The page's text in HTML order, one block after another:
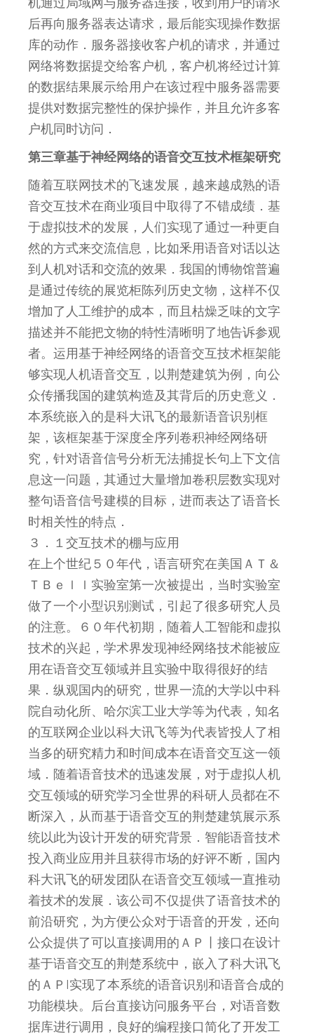
后再向服务器表达请求，最后能实现操作数据
库的动作．服务器接收客户机的请求，并通过
网络将数据提交给客户机，客户机将经过计算
的数据结果展示给用户在该过程中服务器需要
提供对数据完整性的保护操作，并且允许多客
户机同时访问．
第三章基于神经网络的语音交互技术框架研究
随着互联网技术的飞速发展，越来越成熟的语
音交互技术在商业项目中取得了不错成绩．基
于虚拟技术的发展，人们实现了通过一种更自
然的方式来交流信息，比如釆用语音对话以达
到人机对话和交流的效果．我国的博物馆普遍
是通过传统的展览柜陈列历史文物，这样不仅
增加了人工维护的成本，而且枯燥乏味的文字
描述并不能把文物的特性清晰明了地告诉参观
者。运用基于神经网络的语音交互技术框架能
够实现人机语音交互，以荆楚建筑为例，向公
众传播我国的建筑构造及其背后的历史意义．
本系统嵌入的是科大讯飞的最新语音识别框
架，该框架基于深度全序列卷积神经网络研
究，针对语音信号分析无法捕捉长句上下文信
息这一问题，其通过大量增加卷积层数实现对
整句语音信号建模的目标，进而表达了语音长
时相关性的特点．
３．１交互技术的棚与应用
在上个世纪５０年代，语言研究在美国ＡＴ＆
ＴＢｅｌｌ实验室第一次被提出，当时实验室
做了一个小型识别测试，引起了很多研究人员
的注意。６０年代初期，随着人工智能和虚拟
技术的兴起，学术界发现神经网络技术能被应
用在语音交互领域并且实验中取得很好的结
果．纵观国内的研究，世界一流的大学以中科
院自动化所、哈尔滨工业大学等为代表，知名
的互联网企业以科大讯飞等为代表皆投人了相
当多的研究精力和时间成本在语音交互这一领
域．随着语音技术的迅速发展，对于虚拟人机
交互领域的研究学习全世界的科研人员都在不
断深入，从而基于语音交互的荆楚建筑展示系
统以此为设计开发的研究背景．智能语音技术
投入商业应用并且获得市场的好评不断，国内
科大讯飞的研发团队在语音交互领域一直推动
着技术的发展．该公司不仅提供了语音技术的
前沿研究，为方便公众对于语音的开发，还向
公众提供了可以直接调用的ＡＰ丨接口在设计
基于语音交互的荆楚系统中，嵌入了科大讯飞
的ＡＰI实现了本系统的语音识别和语音合成的
功能模块。后台直接访问服务平台，对语音数
据库进行调用，良好的编程接口简化了开发工